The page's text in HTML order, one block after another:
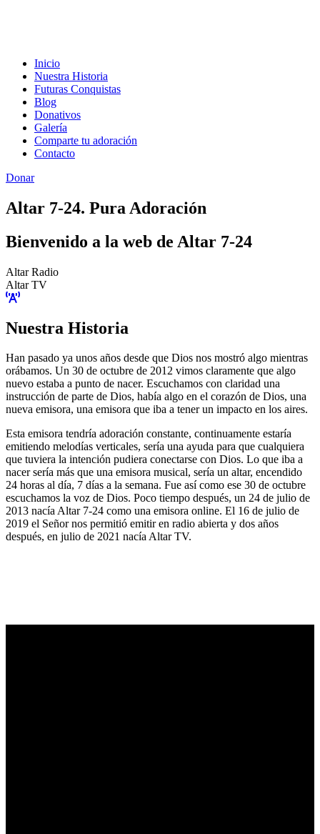
Inicio
Nuestra Historia
Futuras Conquistas
Blog
Donativos
Galería
Comparte tu adoración
Contacto
Donar
Altar 7-24. Pura Adoración
Bienvenido a la web de Altar 7-24
Altar Radio
Altar TV
Nuestra Historia
Han pasado ya unos años desde que Dios nos mostró algo mientras
orábamos. Un 30 de octubre de 2012 vimos claramente que algo
nuevo estaba a punto de nacer. Escuchamos con claridad una
instrucción de parte de Dios, había algo en el corazón de Dios, una
nueva emisora, una emisora que iba a tener un impacto en los aires.
Esta emisora tendría adoración constante, continuamente estaría
emitiendo melodías verticales, sería una ayuda para que cualquiera
que tuviera la intención pudiera conectarse con Dios. Lo que iba a
nacer sería más que una emisora musical, sería un altar, encendido
24 horas al día, 7 días a la semana. Fue así como ese 30 de octubre
escuchamos la voz de Dios. Poco tiempo después, un 24 de julio de
2013 nacía Altar 7-24 como una emisora online. El 16 de julio de
2019 el Señor nos permitió emitir en radio abierta y dos años
después, en julio de 2021 nacía Altar TV.